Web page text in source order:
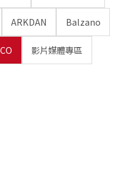
ARKDAN Balzano
影片媒體專區